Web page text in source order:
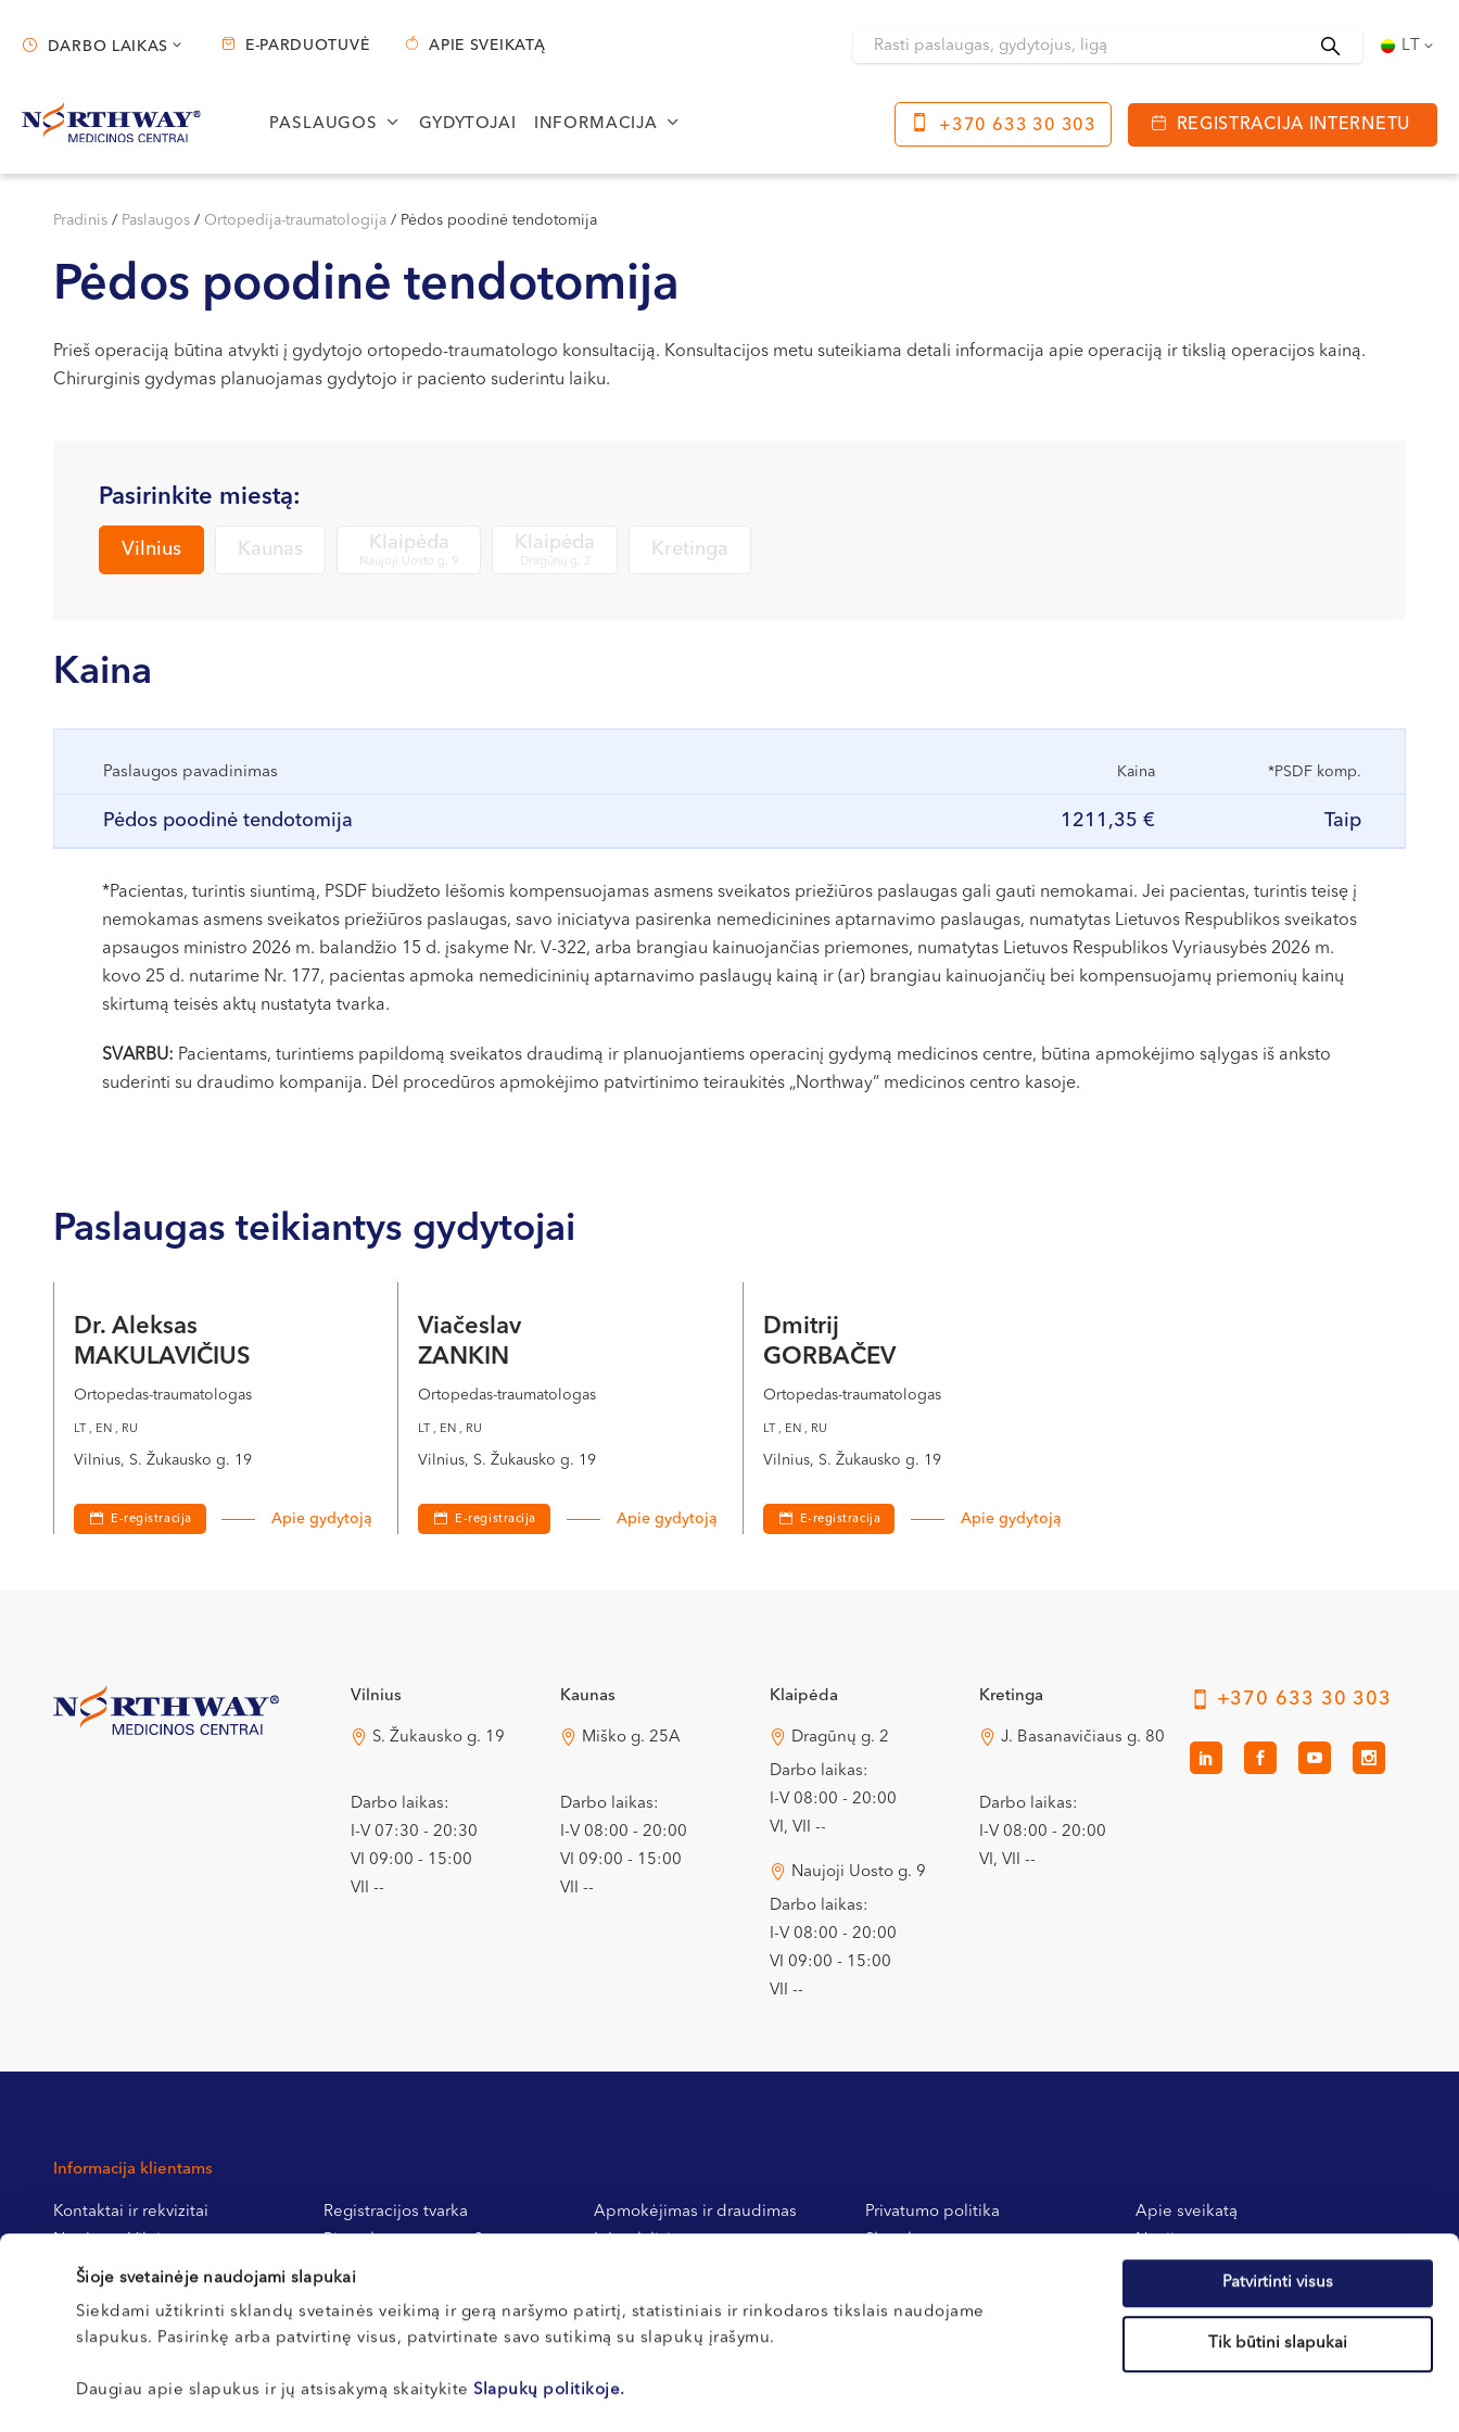
Šioje svetainėje naudojami slapukai
Siekdami užtikrinti sklandų svetainės veikimą ir gerą naršymo patirtį, statistiniais ir rinkodaros tikslais naudojame
slapukus. Pasirinkę arba patvirtinę visus, patvirtinate savo sutikimą su slapukų įrašymu.
Daugiau apie slapukus ir jų atsisakymą skaitykite Slapukų politikoje.
Patvirtinti visus
Tik būtini slapukai
Darbo laikas
Vilnius
S. Žukausko g. 19
Darbo laikas:
I-V 07:30 - 20:30
VII --
Kaunas
Miško g. 25A
Darbo laikas:
I-V 08:00 - 20:00
VII --
Klaipėda
I-V 08:00 - 20:00
VI, VII --
Naujoji Uosto g. 9
Kretinga
DARBO LAIKAS E-PARDUOTUVĖ APIE SVEIKATĄ LT
PASLAUGOS GYDYTOJAI INFORMACIJA +370 633 30 303 REGISTRACIJA INTERNETU
Pradinis / Paslaugos / Ortopedija-traumatologija / Pėdos poodinė tendotomija
Pėdos poodinė tendotomija
Prieš operaciją būtina atvykti į gydytojo ortopedo-traumatologo konsultaciją. Konsultacijos metu suteikiama detali informacija apie operaciją ir tikslią operacijos kainą.
Chirurginis gydymas planuojamas gydytojo ir paciento suderintu laiku.
Pasirinkite miestą:
Vilnius Kaunas Klaipėda
Naujoji Uosto g. 9
Klaipėda
Dragūnų g. 2
Kretinga
Kaina
Paslaugos pavadinimas Kaina *PSDF komp.
Pėdos poodinė tendotomija 1211,35 € Taip
*Pacientas, turintis siuntimą, PSDF biudžeto lėšomis kompensuojamas asmens sveikatos priežiūros paslaugas gali gauti nemokamai. Jei pacientas, turintis teisę į
nemokamas asmens sveikatos priežiūros paslaugas, savo iniciatyva pasirenka nemedicinines aptarnavimo paslaugas, numatytas Lietuvos Respublikos sveikatos
apsaugos ministro 2026 m. balandžio 15 d. įsakyme Nr. V-322, arba brangiau kainuojančias priemones, numatytas Lietuvos Respublikos Vyriausybės 2026 m.
kovo 25 d. nutarime Nr. 177, pacientas apmoka nemedicininių aptarnavimo paslaugų kainą ir (ar) brangiau kainuojančių bei kompensuojamų priemonių kainų
skirtumą teisės aktų nustatyta tvarka.
SVARBU: Pacientams, turintiems papildomą sveikatos draudimą ir planuojantiems operacinį gydymą medicinos centre, būtina apmokėjimo sąlygas iš anksto
suderinti su draudimo kompanija. Dėl procedūros apmokėjimo patvirtinimo teiraukitės „Northway“ medicinos centro kasoje.
Paslaugas teikiantys gydytojai
Dr. Aleksas
MAKULAVIČIUS
Ortopedas-traumatologas
LT , EN , RU
Vilnius, S. Žukausko g. 19
E-registracija Apie gydytoją
Viačeslav
ZANKIN
Ortopedas-traumatologas
LT , EN , RU
Vilnius, S. Žukausko g. 19
E-registracija Apie gydytoją
Dmitrij
GORBAČEV
Ortopedas-traumatologas
LT , EN , RU
Vilnius, S. Žukausko g. 19
E-registracija Apie gydytoją
Vilnius
S. Žukausko g. 19
Darbo laikas:
I-V 07:30 - 20:30
VI 09:00 - 15:00
VII --
Kaunas
Miško g. 25A
Darbo laikas:
I-V 08:00 - 20:00
VI 09:00 - 15:00
VII --
Klaipėda
Dragūnų g. 2
Darbo laikas:
I-V 08:00 - 20:00
VI, VII --
Naujoji Uosto g. 9
Darbo laikas:
I-V 08:00 - 20:00
VI 09:00 - 15:00
VII --
Kretinga
J. Basanavičiaus g. 80
Darbo laikas:
I-V 08:00 - 20:00
VI, VII --
+370 633 30 303
Informacija klientams
Kontaktai ir rekvizitai
Northway Klaipėda
Northway Kaunas
Registracijos tvarka
Pasiruošimas tyrimams ir
Apmokėjimas ir draudimas
Privatumo politika
Apie sveikatą